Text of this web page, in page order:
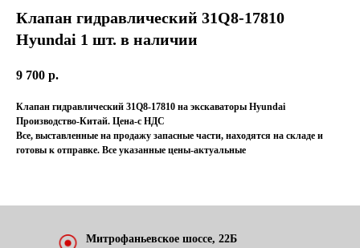
Клапан гидравлический 31Q8-17810
Hyundai 1 шт. в наличии
9 700 р.
Клапан гидравлический 31Q8-17810 на экскаваторы Hyundai
Производство-Китай. Цена-с НДС
Все, выставленные на продажу запасные части, находятся на складе и
готовы к отправке. Все указанные цены-актуальные
Митрофаньевское шоссе, 22Б